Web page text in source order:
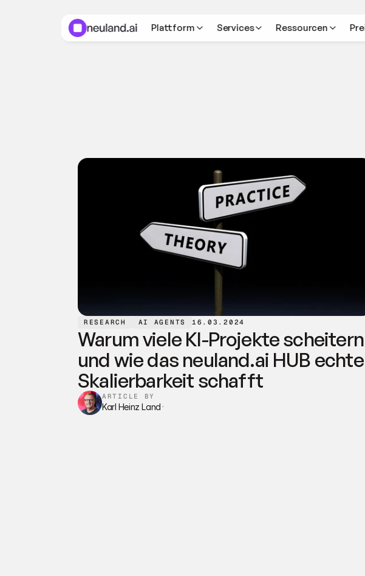
RESEARCH AI AGENTS 16.03.2024
Warum viele KI-Projekte scheitern
und wie das neuland.ai HUB echte
Skalierbarkeit schafft
ARTICLE BY
Karl Heinz Land ·
Plattform Services Ressourcen